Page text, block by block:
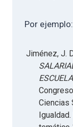
Por ejemplo:
Jiménez, J.
Ciencias